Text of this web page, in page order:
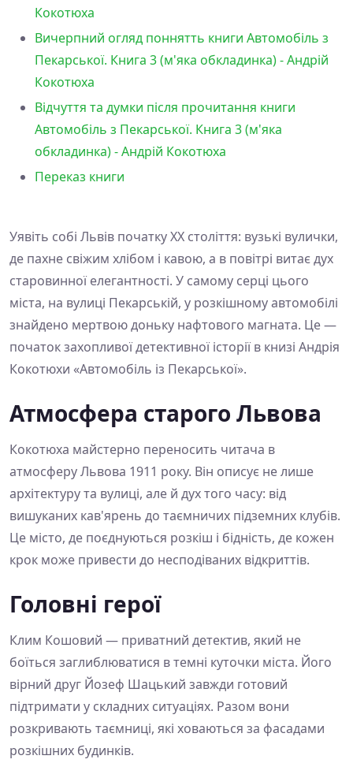
Кокотюха
Вичерпний огляд поннятть книги Автомобіль з
Пекарської. Книга 3 (м'яка обкладинка) - Андрій
Кокотюха
Відчуття та думки після прочитання книги
Автомобіль з Пекарської. Книга 3 (м'яка
обкладинка) - Андрій Кокотюха
Переказ книги
Уявіть собі Львів початку ХХ століття: вузькі вулички,
де пахне свіжим хлібом і кавою, а в повітрі витає дух
старовинної елегантності. У самому серці цього
міста, на вулиці Пекарській, у розкішному автомобілі
знайдено мертвою доньку нафтового магната. Це —
початок захопливої детективної історії в книзі Андрія
Кокотюхи «Автомобіль із Пекарської».
Атмосфера старого Львова
Кокотюха майстерно переносить читача в
атмосферу Львова 1911 року. Він описує не лише
архітектуру та вулиці, але й дух того часу: від
вишуканих кав'ярень до таємничих підземних клубів.
Це місто, де поєднуються розкіш і бідність, де кожен
крок може привести до несподіваних відкриттів.
Головні герої
Клим Кошовий — приватний детектив, який не
боїться заглиблюватися в темні куточки міста. Його
вірний друг Йозеф Шацький завжди готовий
підтримати у складних ситуаціях. Разом вони
розкривають таємниці, які ховаються за фасадами
розкішних будинків.